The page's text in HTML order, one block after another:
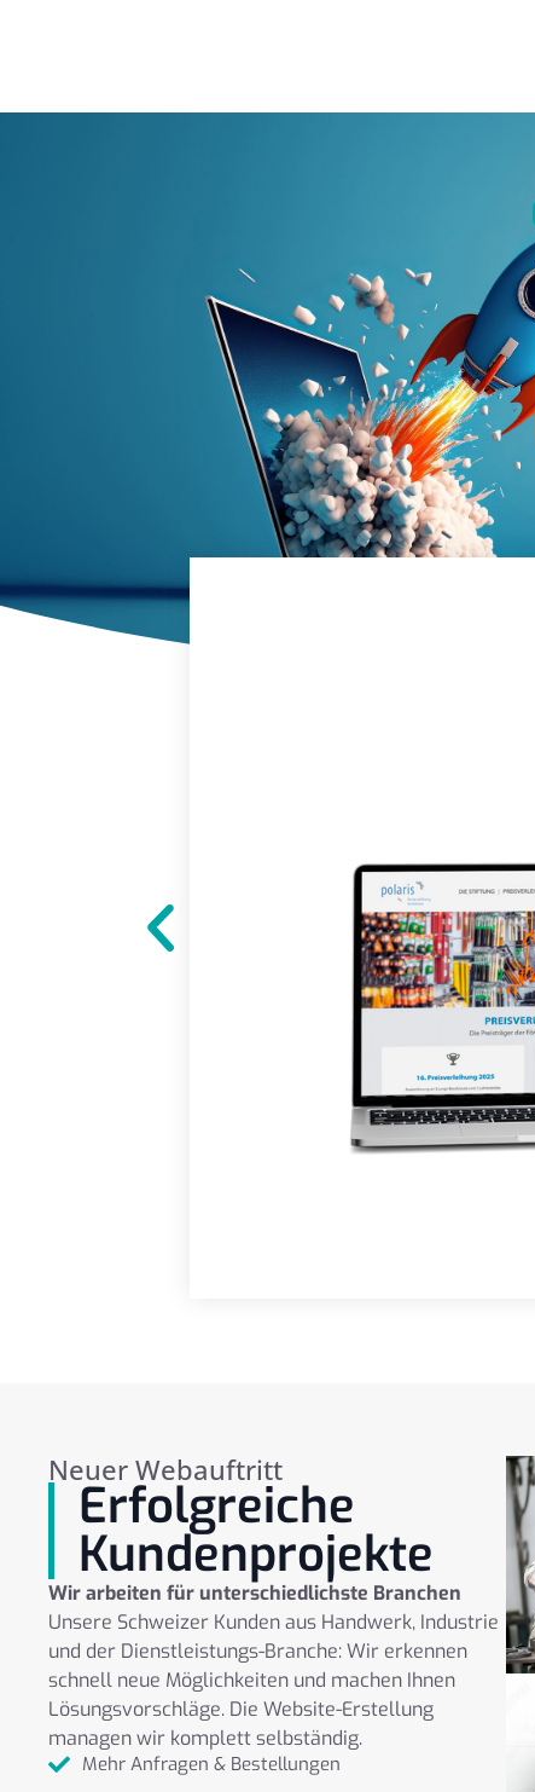
Neuer Webauftritt
Erfolgreiche
Kundenprojekte
Wir arbeiten für unterschiedlichste Branchen
Unsere Schweizer Kunden aus Handwerk, Industrie
und der Dienstleistungs-Branche: Wir erkennen
schnell neue Möglichkeiten und machen Ihnen
Lösungsvorschläge. Die Website-Erstellung
managen wir komplett selbständig.
Mehr Anfragen & Bestellungen